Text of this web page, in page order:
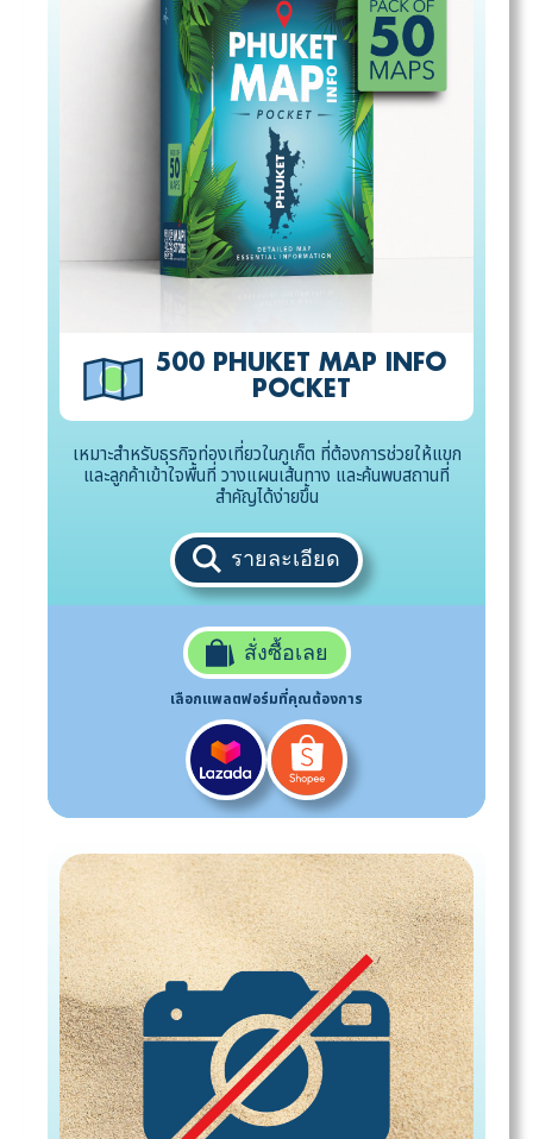
500 PHUKET MAP INFO
POCKET
เหมาะสำหรับธุรกิจท่องเที่ยวในภูเก็ต ที่ต้องการช่วยให้แขก
และลูกค้าเข้าใจพื้นที่ วางแผนเส้นทาง และค้นพบสถานที่
สำคัญได้ง่ายขึ้น
รายละเอียด
สั่งซื้อเลย
เลือกแพลตฟอร์มที่คุณต้องการ